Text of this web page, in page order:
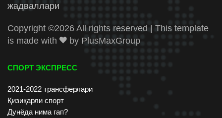
жадваллари
Copyright ©2026 All rights reserved | This template
is made with
by PlusMaxGroup
СПОРТ ЭКСПРЕСС
2021-2022 трансферлари
Қизиқарли спорт
Дунёда нима гап?